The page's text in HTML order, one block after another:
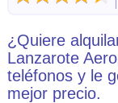
¿Quiere
Lanzarote
teléfonos y le
mejor precio.